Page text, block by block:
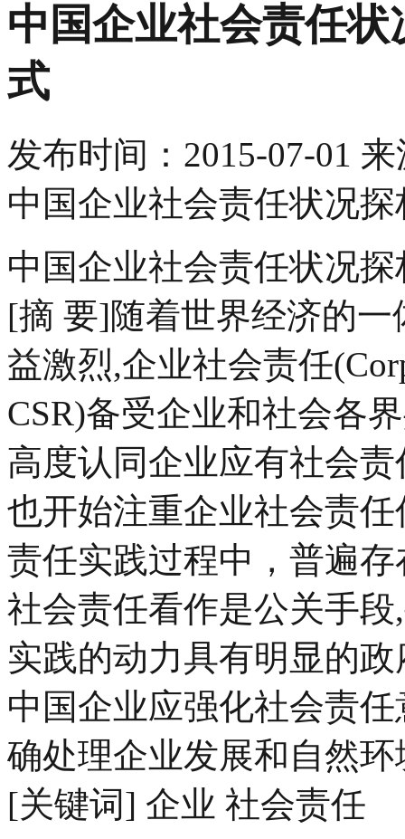
中国企业社会责任
式
发布时间： 2015-07-01 来
中国企业社会责任状况
中国企业社会责任状况探
[摘 要]随着世界经济的
益激烈,企业社会责任
CSR)备受企业和社会各
高度认同企业应有社会
也开始注重企业社会责
责任实践过程中，普遍
社会责任看作是公关手
实践的动力具有明显的
中国企业应强化社会责
确处理企业发展和自然
[关键词] 企业 社会责任